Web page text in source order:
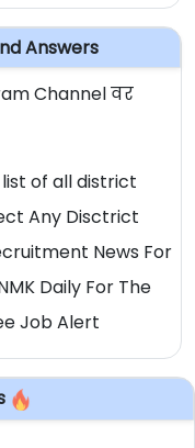
Answers
Channel वर
of all district
Any Disctrict
News For
Daily For The
Job Alert